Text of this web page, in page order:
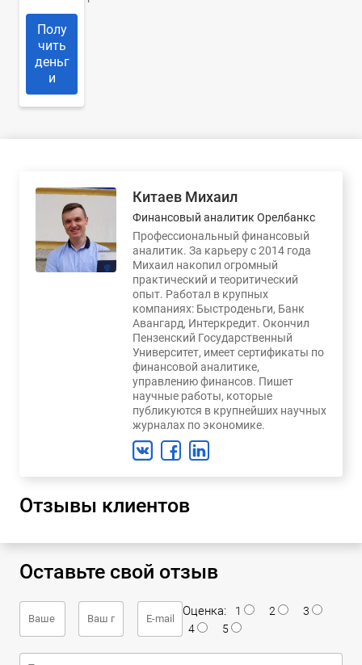
Полу
чить
деньг
и
Китаев Михаил
Финансовый аналитик Орелбанкс
Профессиональный финансовый
аналитик. За карьеру с 2014 года
Михаил накопил огромный
практический и теоритический
опыт. Работал в крупных
компаниях: Быстроденьги, Банк
Авангард, Интеркредит. Окончил
Пензенский Государственный
Университет, имеет сертификаты по
финансовой аналитике,
управлению финансов. Пишет
научные работы, которые
публикуются в крупнейших научных
журналах по экономике.
Отзывы клиентов
Оставьте свой отзыв
Оценка: 1 2
3
4
5